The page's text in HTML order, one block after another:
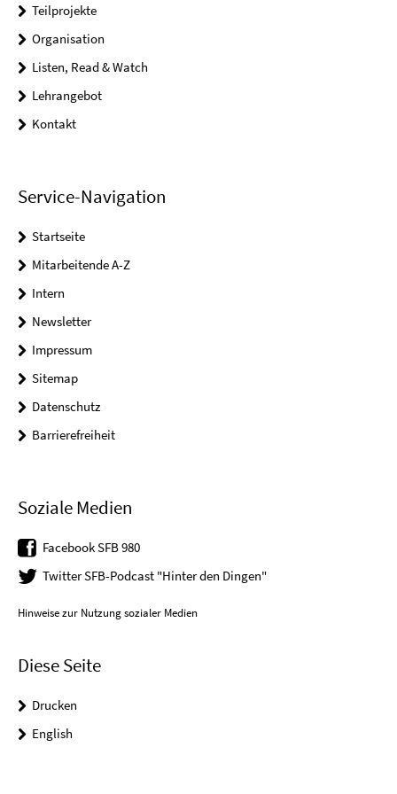
Teilprojekte
Organisation
Listen, Read & Watch
Lehrangebot
Kontakt
Service-Navigation
Startseite
Mitarbeitende A-Z
Intern
Newsletter
Impressum
Sitemap
Datenschutz
Barrierefreiheit
Soziale Medien
Facebook SFB 980
Twitter SFB-Podcast "Hinter den Dingen"
Hinweise zur Nutzung sozialer Medien
Diese Seite
Drucken
English